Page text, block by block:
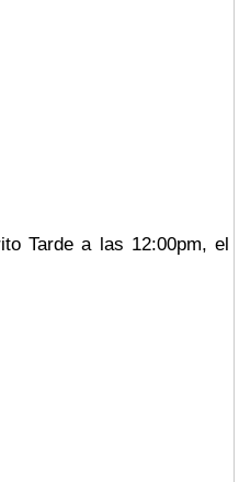
Tarde a las 12:00pm, el